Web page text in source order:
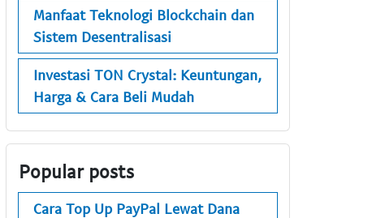
Manfaat Teknologi Blockchain dan
Sistem Desentralisasi
Investasi TON Crystal: Keuntungan,
Harga & Cara Beli Mudah
Popular posts
Cara Top Up PayPal Lewat Dana